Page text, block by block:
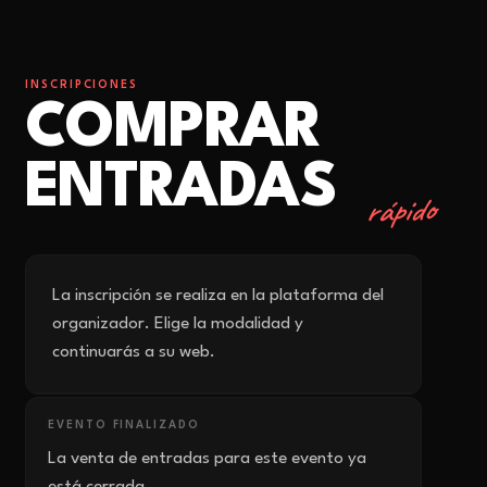
INSCRIPCIONES
COMPRAR
ENTRADAS
rápido
La inscripción se realiza en la plataforma del
organizador. Elige la modalidad y
continuarás a su web.
EVENTO FINALIZADO
La venta de entradas para este evento ya